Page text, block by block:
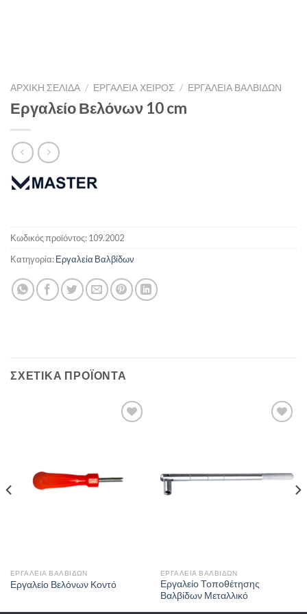
ΑΡΧΙΚΉ ΣΕΛΊΔΑ / ΕΡΓΑΛΕΙΑ ΧΕΙΡΟΣ / ΕΡΓΑΛΕΊΑ ΒΑΛΒΊΔΩΝ
Εργαλείο Βελόνων 10 cm
Κωδικός προϊόντος:109.2002
Κατηγορία:Εργαλεία Βαλβίδων
ΣΧΕΤΙΚΆ ΠΡΟΪΌΝΤΑ
επιθυμιών
ΕΡΓΑΛΕΊΑ ΒΑΛΒΊΔΩΝ
Εργαλείο Βελόνων Κοντό
επιθυμιών
ΕΡΓΑΛΕΊΑ ΒΑΛΒΊΔΩΝ
Εργαλείο Τοποθέτησης
Βαλβίδων Μεταλλικό